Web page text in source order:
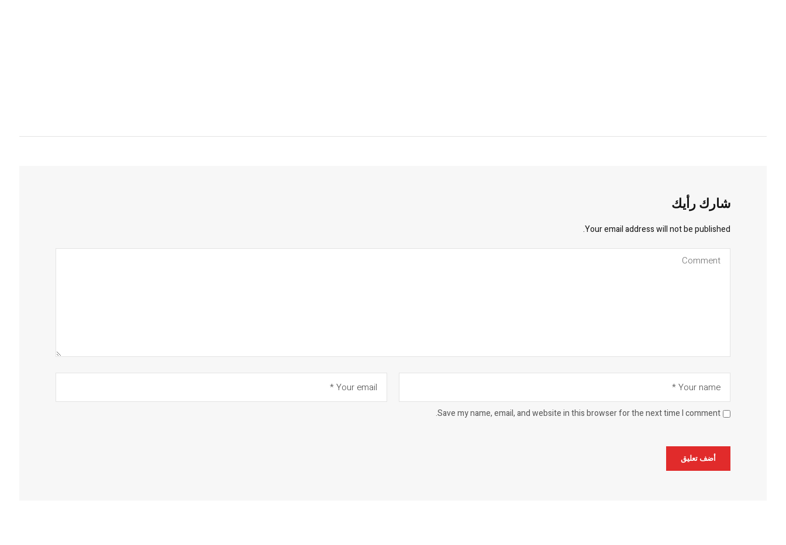
شارك رأيك
Your email address will not be published.
Save my name, email, and website in this browser for the next time I comment.